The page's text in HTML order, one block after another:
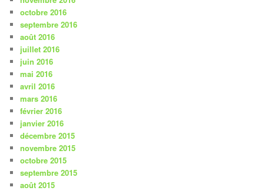
octobre 2016
septembre 2016
août 2016
juillet 2016
juin 2016
mai 2016
avril 2016
mars 2016
février 2016
janvier 2016
décembre 2015
novembre 2015
octobre 2015
septembre 2015
août 2015